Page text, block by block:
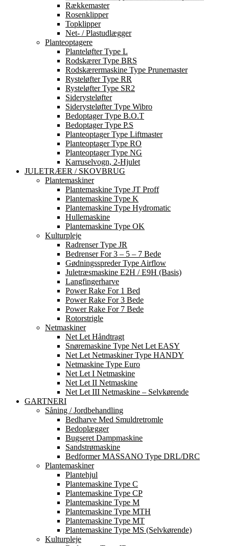
Rækkemaster
Rosenklipper
Topklipper
Net- / Plastudlægger
Planteoptagere
Planteløfter Type L
Rodskærer Type BRS
Rodskærermaskine Type Prunemaster
Rysteløfter Type RR
Rysteløfter Type SR2
Siderysteløfter
Siderysteløfter Type Wibro
Bedoptager Type B.O.T
Bedoptager Type P.S
Planteoptager Type Liftmaster
Planteoptager Type RO
Planteoptager Type NG
Karruselvogn, 2-Hjulet
JULETRÆER / SKOVBRUG
Plantemaskiner
Plantemaskine Type JT Proff
Plantemaskine Type K
Plantemaskine Type Hydromatic
Hullemaskine
Plantemaskine Type OK
Kulturpleje
Radrenser Type JR
Bedrenser For 3 – 5 – 7 Bede
Gødningsspreder Type Airflow
Juletræsmaskine E2H / E9H (basis)
Langfingerharve
Power Rake For 1 Bed
Power Rake For 3 Bede
Power Rake For 7 Bede
Rotorstrigle
Netmaskiner
Net Let Håndtragt
Snøremaskine Type Net Let EASY
Net Let Netmaskiner Type HANDY
Netmaskine Type Euro
Net Let I Netmaskine
Net Let II Netmaskine
Net Let III Netmaskine – Selvkørende
GARTNERI
Såning / Jordbehandling
Bedharve Med Smuldretromle
Bedoplægger
Bugseret Dampmaskine
Sandstrømaskine
Bedformer MASSANO Type DRL/DRC
Plantemaskiner
Plantehjul
Plantemaskine Type C
Plantemaskine Type CP
Plantemaskine Type M
Plantemaskine Type MTH
Plantemaskine Type MT
Plantemaskine Type MS (Selvkørende)
Kulturpleje